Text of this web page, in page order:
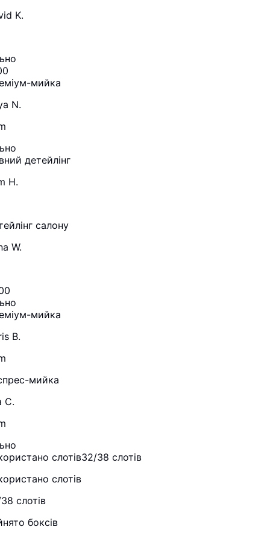
K.
мийка
N.
детейлінг
H.
салону
W.
мийка
B.
мийка
C.
слотів32/38 слотів
слотів
слотів
боксів